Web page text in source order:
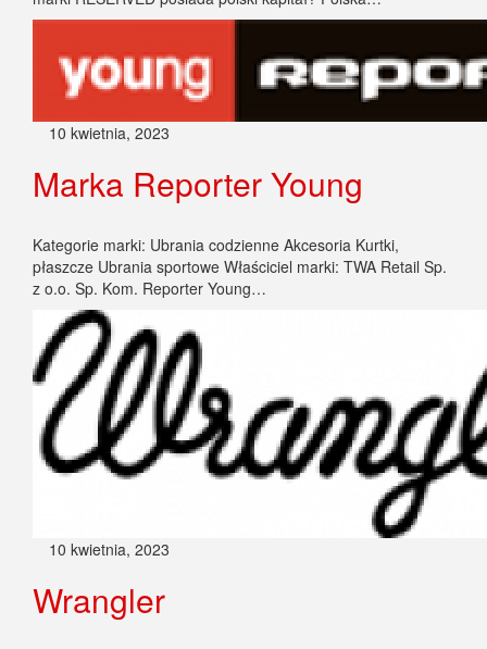
10 kwietnia, 2023
Marka Reporter Young
Kategorie marki: Ubrania codzienne Akcesoria Kurtki,
płaszcze Ubrania sportowe Właściciel marki: TWA Retail Sp.
z o.o. Sp. Kom. Reporter Young…
10 kwietnia, 2023
Wrangler